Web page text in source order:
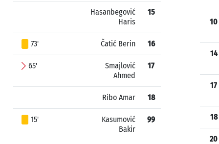
Hasanbegović
Haris
15
73' Čatić Berin 16
65'
Smajlović
Ahmed
17
Ribo Amar 18
15'
Kasumović
Bakir
99
10
14
17
18
20